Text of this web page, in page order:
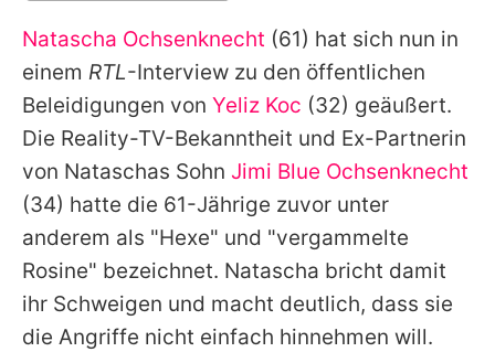
Alle Themen auf Promiflash
Jobs
App runterladen
Team
Redaktionelle Richtlinien
Impressum
Datenschutzerklärung
Natascha Ochsenknecht (61) hat sich nun in
einem RTL-Interview zu den öffentlichen
Beleidigungen von Yeliz Koc (32) geäußert.
Die Reality-TV-Bekanntheit und Ex-Partnerin
von Nataschas Sohn Jimi Blue Ochsenknecht
(34) hatte die 61-Jährige zuvor unter
anderem als "Hexe" und "vergammelte
Rosine" bezeichnet. Natascha bricht damit
ihr Schweigen und macht deutlich, dass sie
die Angriffe nicht einfach hinnehmen will.